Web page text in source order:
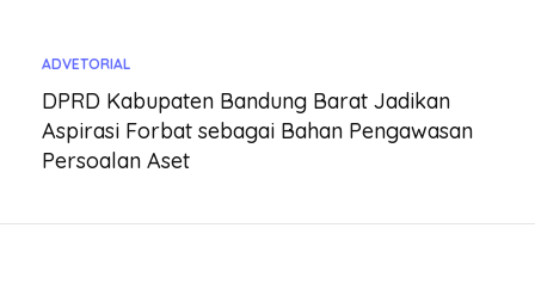
ADVETORIAL
DPRD Kabupaten Bandung Barat Jadikan
Aspirasi Forbat sebagai Bahan Pengawasan
Persoalan Aset